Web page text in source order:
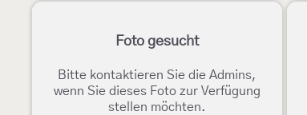
Foto gesucht
Bitte kontaktieren Sie die Admins,
wenn Sie dieses Foto zur Verfügung
stellen möchten.